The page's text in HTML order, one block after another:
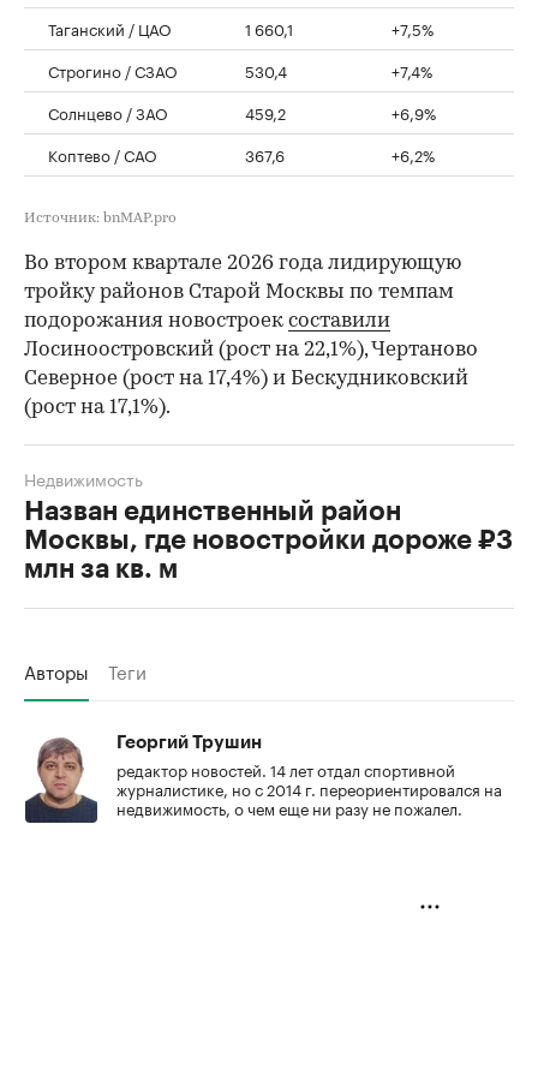
Таганский / ЦАО 1 660,1
+7,5%
Строгино / СЗАО
530,4
+7,4%
Солнцево / ЗАО
459,2
+6,9%
Коптево / САО
367,6 +6,2%
Источник: bnMAP.pro
Во втором квартале 2026 года лидирующую
тройку районов Старой Москвы по темпам
подорожания новостроек составили
Лосиноостровский (рост на 22,1%), Чертаново
Северное (рост на 17,4%) и Бескудниковский
(рост на 17,1%).
Назван единственный район
Москвы, где новостройки дороже ₽3
млн за кв. м
Недвижимость
Авторы Теги
Георгий Трушин
редактор новостей. 14 лет отдал спортивной
журналистике, но с 2014 г. переориентировался на
недвижимость, о чем еще ни разу не пожалел.